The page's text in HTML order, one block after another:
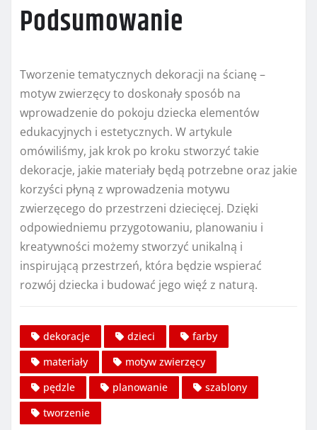
Podsumowanie
Tworzenie tematycznych dekoracji na ścianę –
motyw zwierzęcy to doskonały sposób na
wprowadzenie do pokoju dziecka elementów
edukacyjnych i estetycznych. W artykule
omówiliśmy, jak krok po kroku stworzyć takie
dekoracje, jakie materiały będą potrzebne oraz jakie
korzyści płyną z wprowadzenia motywu
zwierzęcego do przestrzeni dziecięcej. Dzięki
odpowiedniemu przygotowaniu, planowaniu i
kreatywności możemy stworzyć unikalną i
inspirującą przestrzeń, która będzie wspierać
rozwój dziecka i budować jego więź z naturą.
dekoracje dzieci
farby
materiały
motyw zwierzęcy
pędzle
planowanie
szablony
tworzenie